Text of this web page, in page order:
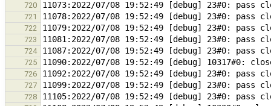
720
721
722
723
724
725
726
727
728